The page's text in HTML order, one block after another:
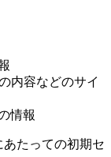
内容などのサイ
情報
たっての初期セ